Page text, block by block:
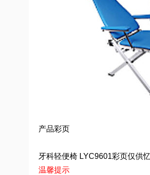
产品彩页
牙科轻便椅 LYC9601彩页仅供
温馨提示